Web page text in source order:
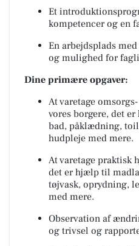
Et
kompetencer og en
En arbejdsplads
og mulighed for
Dine primære opgaver:
At varetage
vores borgere, det
bad, påklædning,
hudpleje med mere.
At varetage praktisk
det er hjælp til
tøjvask, oprydning,
med mere.
Observation af
og trivsel og